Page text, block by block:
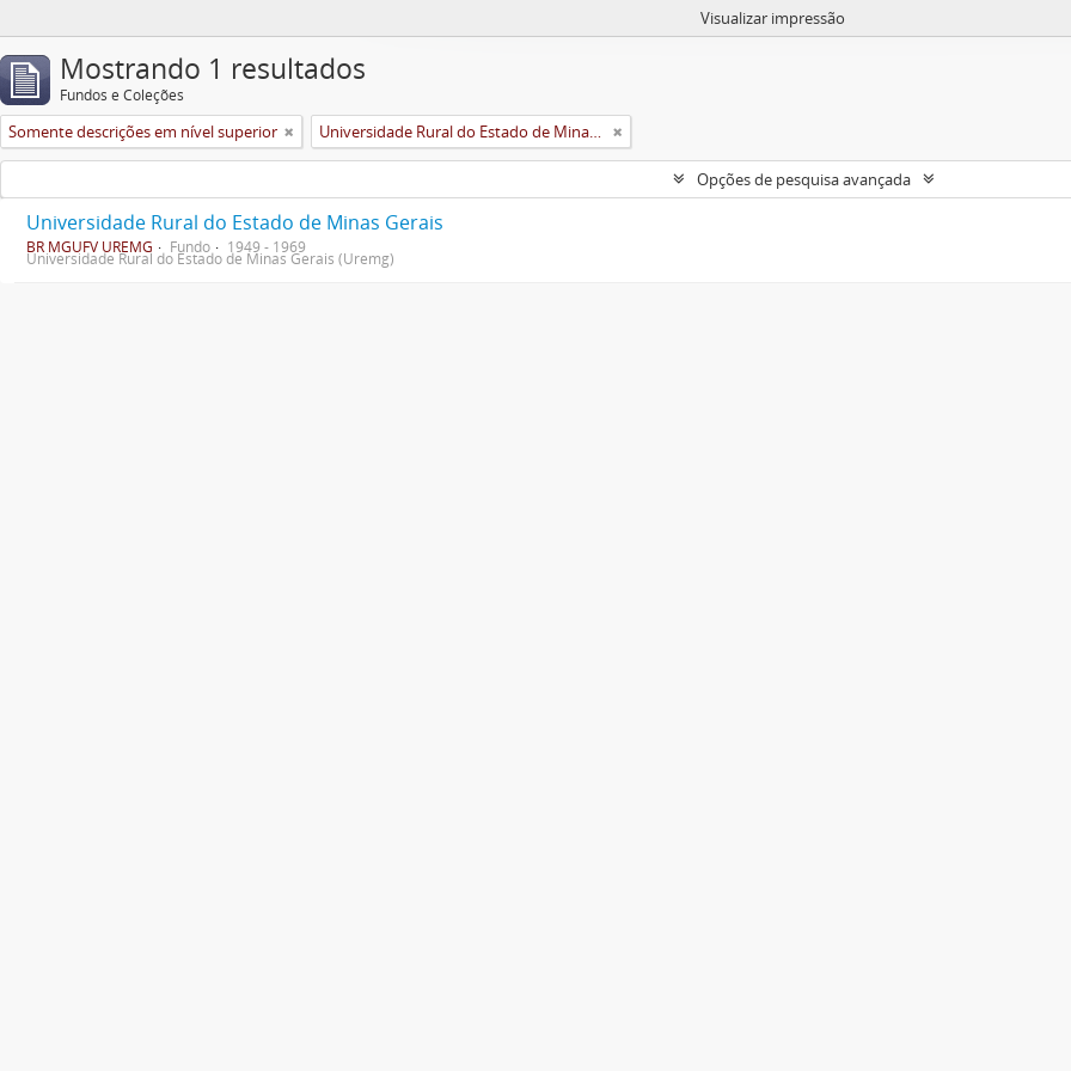
Visualizar impressão
Mostrando 1 resultados
Fundos e Coleções
Somente descrições em nível superior Universidade Rural do Estado de Minas Gerais (Uremg)
Opções de pesquisa avançada
Universidade Rural do Estado de Minas Gerais
BR MGUFV UREMG Fundo 1949 - 1969
Universidade Rural do Estado de Minas Gerais (Uremg)